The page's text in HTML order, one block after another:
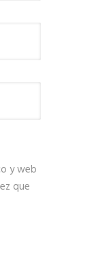
y web
que